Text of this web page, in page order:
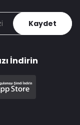
Kaydet
İndirin